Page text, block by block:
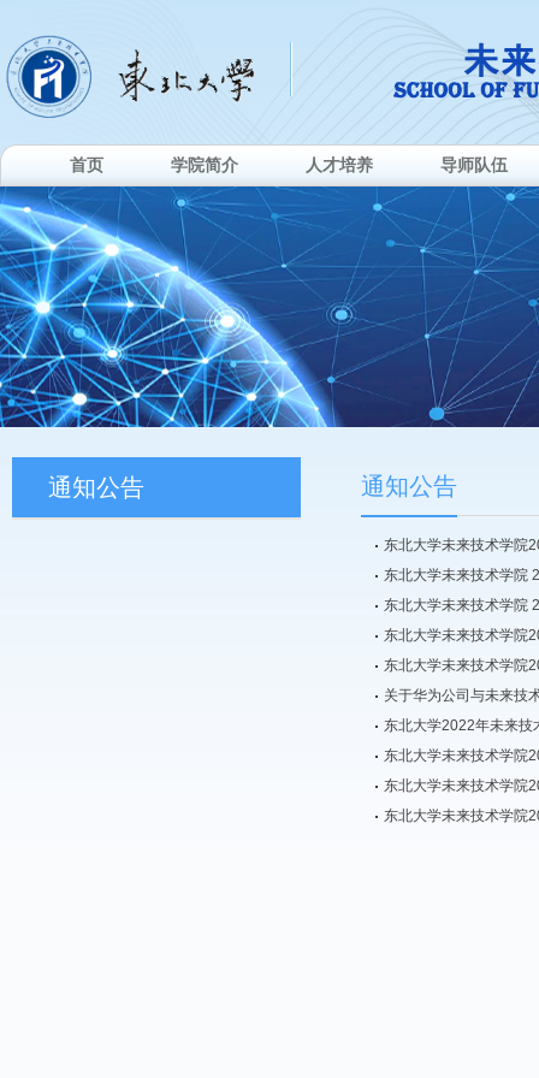
首页 学院简介 人才培养 导师队伍
通知公告 通知公告
东北大学未来技术学院
东北大学未来技术学院
东北大学未来技术学院
东北大学未来技术学院
东北大学未来技术学院
关于华为公司与未来技
东北大学2022年未来技
东北大学未来技术学院
东北大学未来技术学院
东北大学未来技术学院